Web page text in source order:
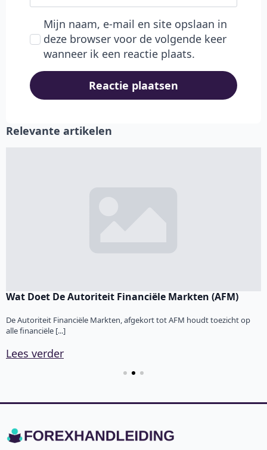
Mijn naam, e-mail en site opslaan in
deze browser voor de volgende keer
wanneer ik een reactie plaats.
Relevante artikelen
Wat Doet De Autoriteit Financiële Markten (AFM)
De Autoriteit Financiële Markten, afgekort tot AFM houdt toezicht op
alle financiële [...]
Lees verder